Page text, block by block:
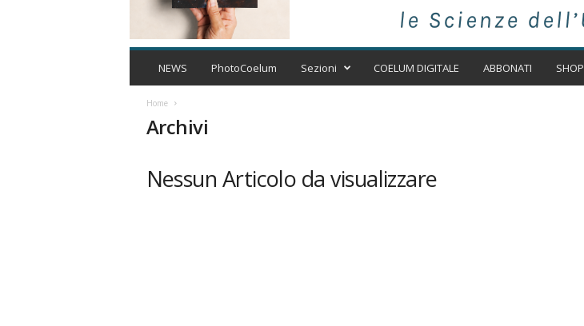
C
t
NEWS PhotoCoelum Sezioni COELUM DIGITALE ABBONATI SHOP
Home
Archivi
Nessun Articolo da visualizzare